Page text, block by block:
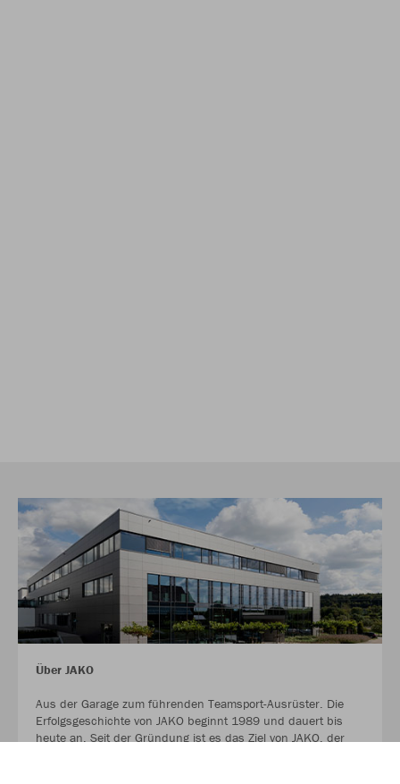
Über JAKO
Aus der Garage zum führenden Teamsport-Ausrüster. Die
Erfolgsgeschichte von JAKO beginnt 1989 und dauert bis
heute an. Seit der Gründung ist es das Ziel von JAKO, der